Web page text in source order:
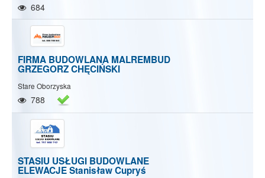
684
FIRMA BUDOWLANA MALREMBUD
GRZEGORZ CHĘCIŃSKI
Stare Oborzyska
788
STASIU USŁUGI BUDOWLANE
ELEWACJE Stanisław Cupryś